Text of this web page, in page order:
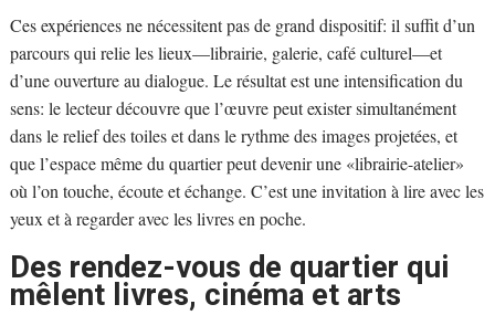
Ces expériences ne nécessitent pas de grand dispositif: il suffit d’un
parcours qui relie les lieux—librairie, galerie, café culturel—et
d’une ouverture au dialogue. Le résultat est une intensification du
sens: le lecteur découvre que l’œuvre peut exister simultanément
dans le relief des toiles et dans le rythme des images projetées, et
que l’espace même du quartier peut devenir une «librairie-atelier»
où l’on touche, écoute et échange. C’est une invitation à lire avec les
yeux et à regarder avec les livres en poche.
Des rendez-vous de quartier qui
mêlent livres, cinéma et arts